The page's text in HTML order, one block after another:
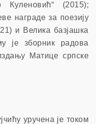
Куленовић“ (2015);
награде за поезију
и Велика базјашка
је зборник радова
Матице српске
уручена је током